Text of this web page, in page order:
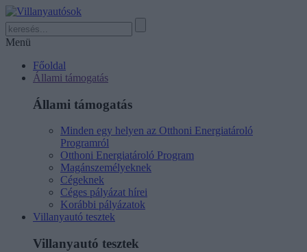
Menü
Főoldal
Állami támogatás
Állami támogatás
Minden egy helyen az Otthoni Energiatároló
Programról
Otthoni Energiatároló Program
Magánszemélyeknek
Cégeknek
Céges pályázat hírei
Korábbi pályázatok
Villanyautó tesztek
Villanyautó tesztek